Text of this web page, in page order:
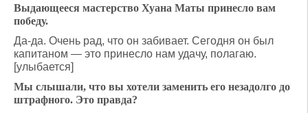
Выдающееся мастерство Хуана Маты принесло вам
победу.
Да-да. Очень рад, что он забивает. Сегодня он был
капитаном — это принесло нам удачу, полагаю.
[улыбается]
Мы слышали, что вы хотели заменить его незадолго до
штрафного. Это правда?